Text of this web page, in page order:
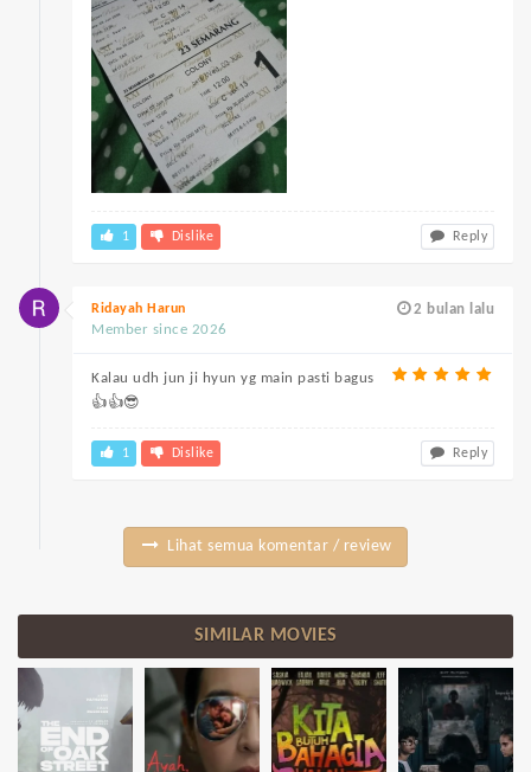
1 Dislike Reply
2 bulan lalu
Ridayah Harun
Member since 2026
Kalau udh jun ji hyun yg main pasti bagus
👍👍😎
1 Dislike Reply
Lihat semua komentar / review
SIMILAR MOVIES